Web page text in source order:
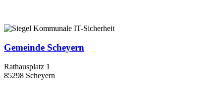
Gemeinde Scheyern
Rathausplatz 1
85298 Scheyern